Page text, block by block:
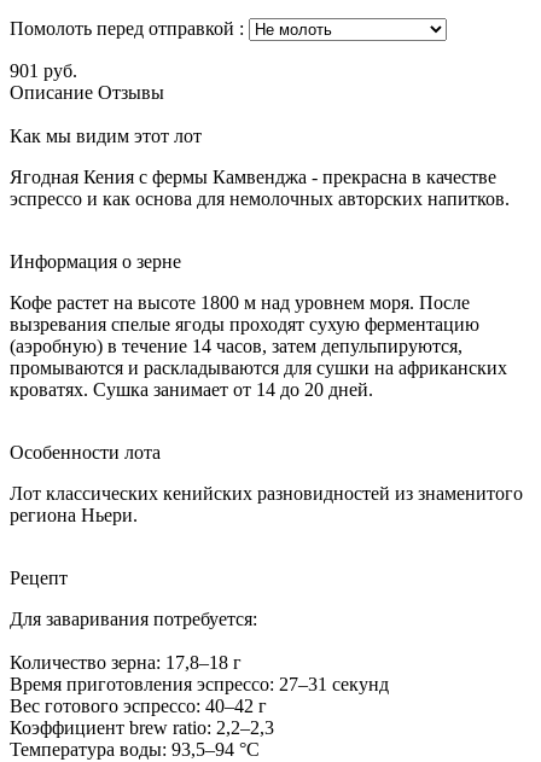
Помолоть перед отправкой :
901 руб.
Описание Отзывы
Как мы видим этот лот
Ягодная Кения с фермы Камвенджа - прекрасна в качестве
эспрессо и как основа для немолочных авторских напитков.
Информация о зерне
Кофе растет на высоте 1800 м над уровнем моря. После
вызревания спелые ягоды проходят сухую ферментацию
(аэробную) в течение 14 часов, затем депульпируются,
промываются и раскладываются для сушки на африканских
кроватях. Сушка занимает от 14 до 20 дней.
Особенности лота
Лот классических кенийских разновидностей из знаменитого
региона Ньери.
Рецепт
Для заваривания потребуется:
Количество зерна: 17,8–18 г
Время приготовления эспрессо: 27–31 секунд
Вес готового эспрессо: 40–42 г
Коэффициент brew ratio: 2,2–2,3
Температура воды: 93,5–94 °C